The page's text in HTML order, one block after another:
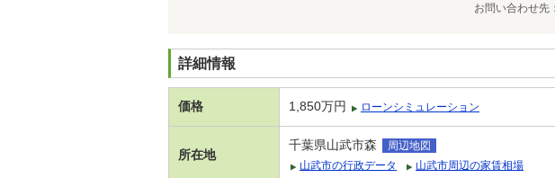
お問い合わせ先
詳細情報
価格 1,850万円 ローンシミュレーション
所在地
千葉県山武市森
周辺地図
山武市の行政データ
山武市周辺の家賃相場